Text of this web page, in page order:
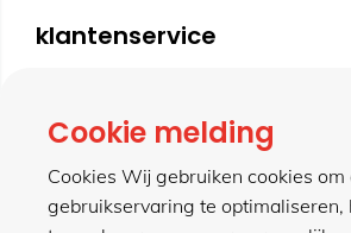
klantenservice
contact
meer van hillen
Cookie melding
Cookies Wij gebruiken cookies om
gebruikservaring te optimaliseren,